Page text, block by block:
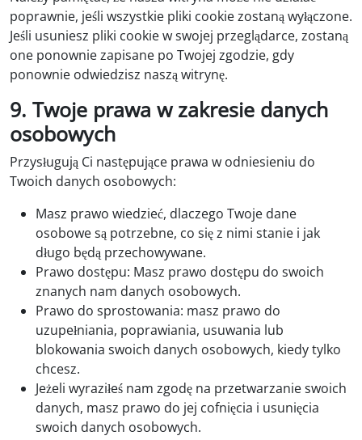
poprawnie, jeśli wszystkie pliki cookie zostaną wyłączone.
Jeśli usuniesz pliki cookie w swojej przeglądarce, zostaną
one ponownie zapisane po Twojej zgodzie, gdy
ponownie odwiedzisz naszą witrynę.
9. Twoje prawa w zakresie danych
osobowych
Przysługują Ci następujące prawa w odniesieniu do
Twoich danych osobowych:
Masz prawo wiedzieć, dlaczego Twoje dane
osobowe są potrzebne, co się z nimi stanie i jak
długo będą przechowywane.
Prawo dostępu: Masz prawo dostępu do swoich
znanych nam danych osobowych.
Prawo do sprostowania: masz prawo do
uzupełniania, poprawiania, usuwania lub
blokowania swoich danych osobowych, kiedy tylko
chcesz.
Jeżeli wyraziłeś nam zgodę na przetwarzanie swoich
danych, masz prawo do jej cofnięcia i usunięcia
swoich danych osobowych.